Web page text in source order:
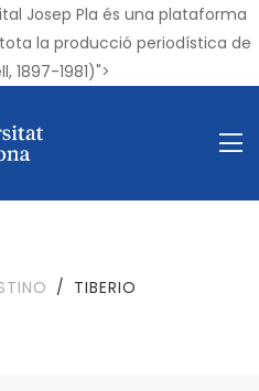
Josep Pla és una plataforma
la producció periodística de
1897-1981)">
TIBERIO